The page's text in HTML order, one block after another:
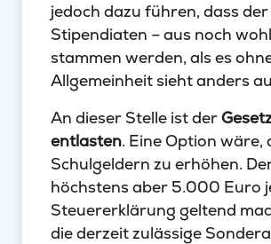
jedoch dazu führen, dass
Stipendiaten – aus noch
stammen werden, als es
Allgemeinheit sieht anders
An dieser Stelle ist der
entlasten. Eine Option
Schulgeldern zu erhöhen.
höchstens aber 5.000 Euro
Steuererklärung geltend
die derzeit zulässige